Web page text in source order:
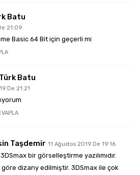
Batu
21:09
Basic 64 Bit için geçerli mi
Batu
De 21:21
Taşdemir 11 Ağustos 2019 De 19:16
bir görselleştirme yazılımıdır.
göre dizany edilmiştir. 3DSmax ile çok